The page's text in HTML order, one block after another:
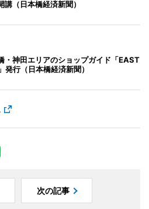
講（日本橋経済新聞）
・神田エリアのショップガイド「EAST
発行（日本橋経済新聞）
次の記事